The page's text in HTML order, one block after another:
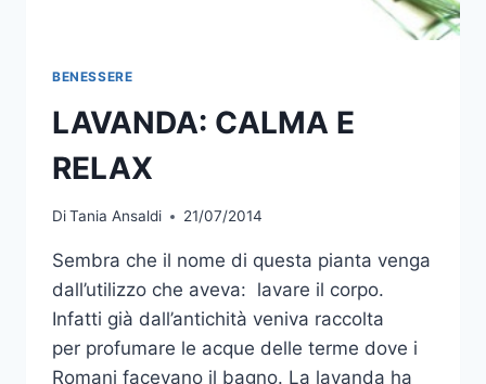
BENESSERE
LAVANDA: CALMA E
RELAX
DiTania Ansaldi 21/07/2014
Sembra che il nome di questa pianta venga
dall’utilizzo che aveva: lavare il corpo.
Infatti già dall’antichità veniva raccolta
per profumare le acque delle terme dove i
Romani facevano il bagno. La lavanda ha